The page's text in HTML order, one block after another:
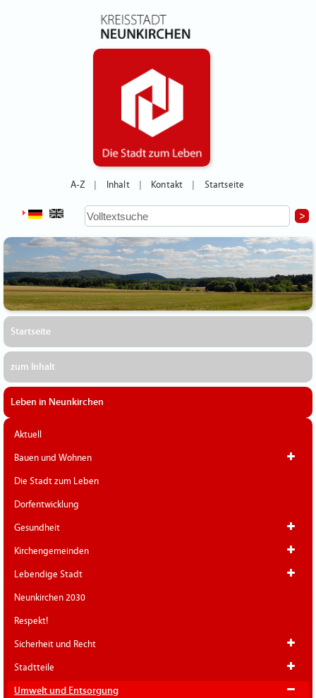
A-Z Inhalt Kontakt Startseite
Startseite
zum Inhalt
Leben in Neunkirchen
Aktuell
Bauen und Wohnen
Die Stadt zum Leben
Dorfentwicklung
Gesundheit
Kirchengemeinden
Lebendige Stadt
Neunkirchen 2030
Respekt!
Sicherheit und Recht
Stadtteile
Umwelt und Entsorgung